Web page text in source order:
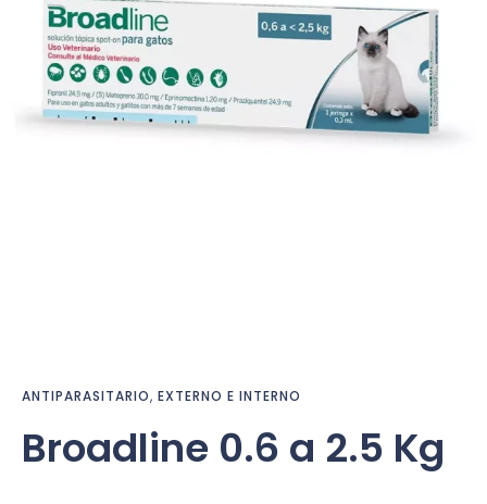
ANTIPARASITARIO, EXTERNO E INTERNO
Broadline 0.6 a 2.5 Kg